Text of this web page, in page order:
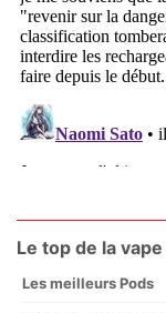
Le top de la
Les meilleurs Pods